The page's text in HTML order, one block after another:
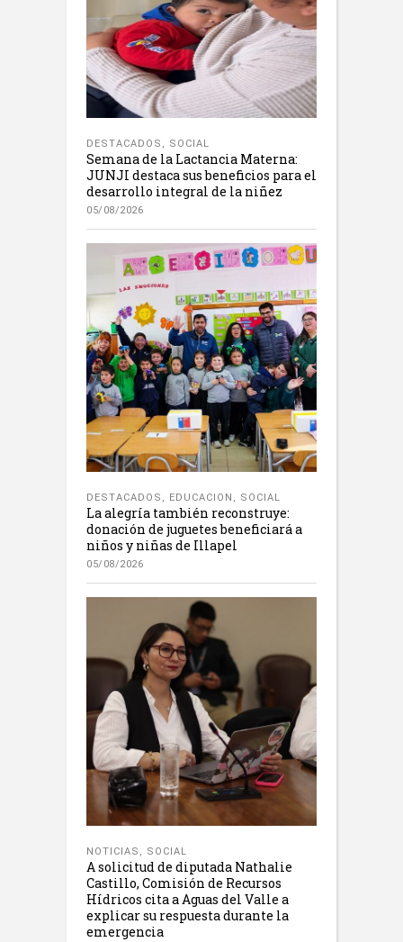
DESTACADOS SOCIAL
Semana de la Lactancia Materna:
JUNJI destaca sus beneficios para el
desarrollo integral de la niñez
05/08/2026
DESTACADOS , EDUCACION , SOCIAL
La alegría también reconstruye:
donación de juguetes beneficiará a
niños y niñas de Illapel
05/08/2026
NOTICIAS , SOCIAL
A solicitud de diputada Nathalie
Castillo, Comisión de Recursos
Hídricos cita a Aguas del Valle a
explicar su respuesta durante la
emergencia